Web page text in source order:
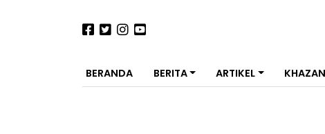
BERANDA BERITA ARTIKEL